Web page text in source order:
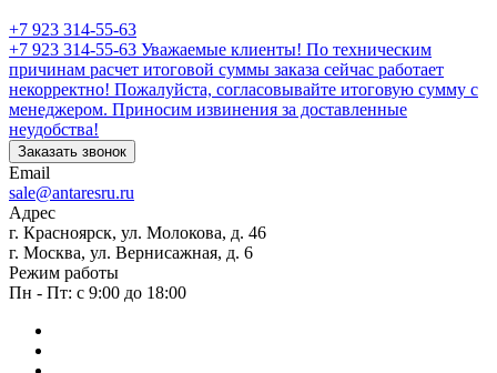
+7 923 314-55-63
+7 923 314-55-63 Уважаемые клиенты! По техническим
причинам расчет итоговой суммы заказа сейчас работает
некорректно! Пожалуйста, согласовывайте итоговую сумму с
менеджером. Приносим извинения за доставленные
неудобства!
Заказать звонок
Email
sale@antaresru.ru
Адрес
г. Красноярск, ул. Молокова, д. 46
г. Москва, ул. Вернисажная, д. 6
Режим работы
Пн - Пт: с 9:00 до 18:00